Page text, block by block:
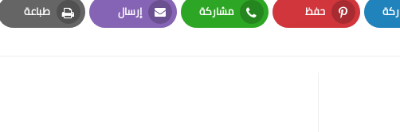
حفظ
Pinterest
مشاركة
Whatsapp
إرسال
Email
طباعة
Print